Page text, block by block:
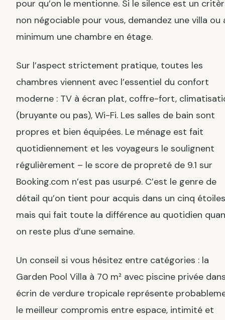
pour qu’on le mentionne. Si le silence est un
non négociable pour vous, demandez une villa ou
minimum une chambre en étage.
Sur l’aspect strictement pratique, toutes les
chambres viennent avec l’essentiel du confort
moderne : TV à écran plat, coffre-fort,
(bruyante ou pas), Wi-Fi. Les salles de bain sont
propres et bien équipées. Le ménage est fait
quotidiennement et les voyageurs le soulignent
régulièrement – le score de propreté de 9.1 sur
Booking.com n’est pas usurpé. C’est le genre de
détail qu’on tient pour acquis dans un cinq
mais qui fait toute la différence au quotidien
on reste plus d’une semaine.
Un conseil si vous hésitez entre catégories : la
Garden Pool Villa à 70 m² avec piscine privée
écrin de verdure tropicale représente
le meilleur compromis entre espace, intimité et